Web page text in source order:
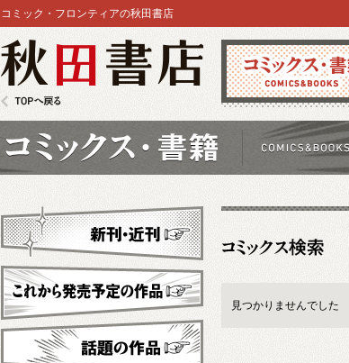
コミックス
コミック・フロンティアの秋田書店
見つかりませんでした
新刊・近刊
これから発売予定